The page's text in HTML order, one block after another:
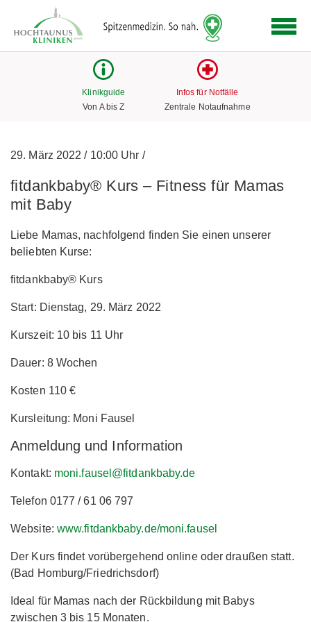
Link
zur
Klinikguide
Von A bis Z
Infos für Notfälle
Zentrale Notaufnahme
29. März 2022/10:00 Uhr /
fitdankbaby® Kurs – Fitness für Mamas
mit Baby
Liebe Mamas, nachfolgend finden Sie einen unserer
beliebten Kurse:
fitdankbaby® Kurs
Start: Dienstag, 29. März 2022
Kurszeit: 10 bis 11 Uhr
Dauer: 8 Wochen
Kosten 110 €
Kursleitung: Moni Fausel
Anmeldung und Information
Kontakt: moni.fausel@fitdankbaby.de
Telefon 0177 / 61 06 797
Website: www.fitdankbaby.de/moni.fausel
Der Kurs findet vorübergehend online oder draußen statt.
(Bad Homburg/Friedrichsdorf)
Ideal für Mamas nach der Rückbildung mit Babys
zwischen 3 bis 15 Monaten.